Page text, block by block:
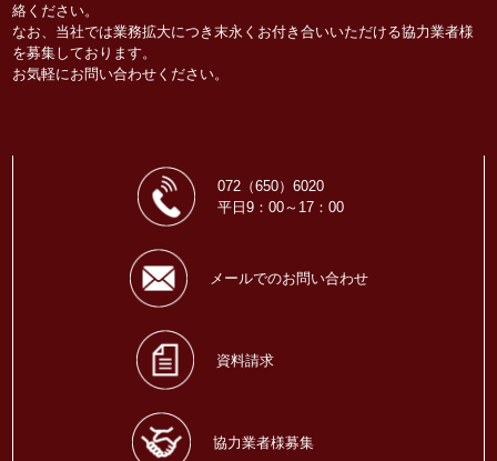
絡ください。
なお、当社では業務拡大につき末永くお付き合いいただける協力業者様
を募集しております。
お気軽にお問い合わせください。
072（650）6020
平日9：00～17：00
メールでのお問い合わせ
資料請求
協力業者様募集